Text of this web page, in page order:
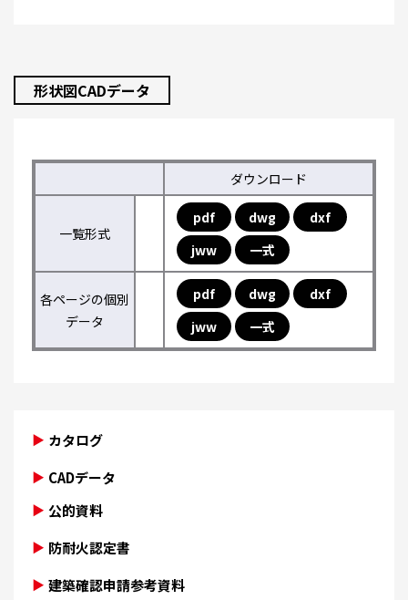
形状図CADデータ
ダウンロード
一覧形式
pdf dwg
dxf
jww
一式
各ページの個別
データ
pdf dwg
dxf
jww
一式
カタログ
CADデータ
公的資料
防耐火認定書
建築確認申請参考資料